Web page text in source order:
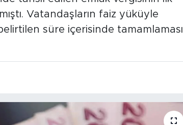
Vatandaşların faiz yüküyle
süre içerisinde tamamlaması